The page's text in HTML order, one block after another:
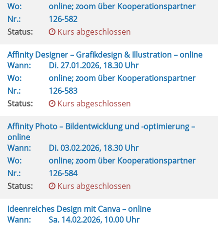
Wo:
online; zoom über Kooperationspartner
Nr.:
126-582
Status:
Kurs abgeschlossen
Affinity Designer – Grafikdesign & Illustration – online
Wann:
Di.27.01.2026, 18.30 Uhr
Wo:
online; zoom über Kooperationspartner
Nr.:
126-583
Status:
Kurs abgeschlossen
Affinity Photo – Bildentwicklung und -optimierung –
online
Wann:
Di.03.02.2026, 18.30 Uhr
Wo:
online; zoom über Kooperationspartner
Nr.:
126-584
Status:
Kurs abgeschlossen
Ideenreiches Design mit Canva – online
Wann:
Sa. 14.02.2026, 10.00 Uhr